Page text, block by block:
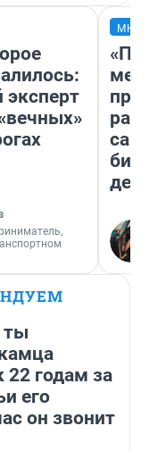
эксперт
ты
22 годам за
его
он звонит